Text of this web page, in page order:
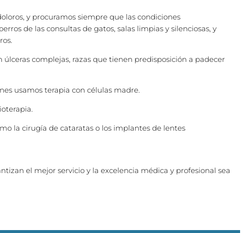
y procuramos siempre que las condiciones
de las consultas de gatos, salas limpias y silenciosas, y
complejas, razas que tienen predisposición a padecer
usamos terapia con células madre.
la cirugía de cataratas o los implantes de lentes
el mejor servicio y la excelencia médica y profesional sea